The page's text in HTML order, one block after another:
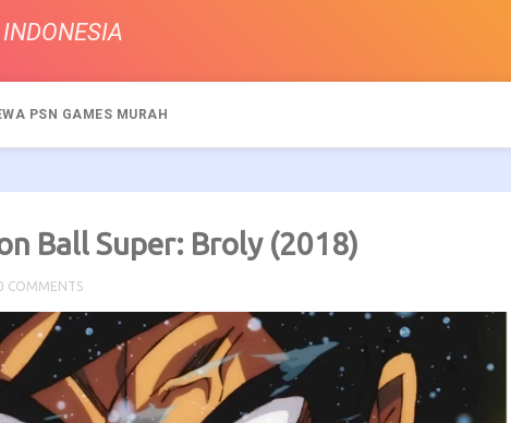
PSN GAMES MURAH
Ball Super: Broly (2018)
COMMENTS